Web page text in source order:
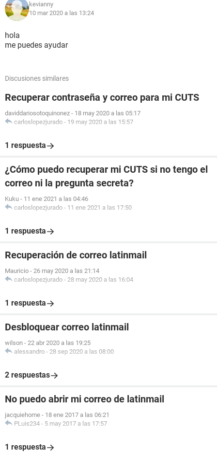
kevianny
10 mar 2020 a las 13:24
hola
me puedes ayudar
Discusiones similares
Recuperar contraseña y correo para mi CUTS
daviddariosotoquinonez - 18 may 2020 a las 05:17
carloslopezjurado - 19 may 2020 a las 15:57
1 respuesta
¿Cómo puedo recuperar mi CUTS si no tengo el
correo ni la pregunta secreta?
Kuku - 11 ene 2021 a las 04:46
carloslopezjurado - 11 ene 2021 a las 17:50
1 respuesta
Recuperación de correo latinmail
Mauricio - 26 may 2020 a las 21:14
carloslopezjurado - 28 may 2020 a las 16:04
1 respuesta
Desbloquear correo latinmail
wilson - 22 abr 2020 a las 19:25
alessandro - 28 sep 2020 a las 08:00
2 respuestas
No puedo abrir mi correo de latinmail
jacquiehome - 18 ene 2017 a las 06:21
PLuis234 - 5 may 2017 a las 17:57
1 respuesta